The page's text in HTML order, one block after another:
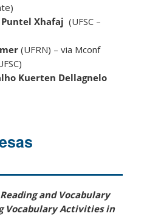
Puntel Xhafaj (UFSC –
(UFRN) – via Mconf
Kuerten Dellagnelo
Reading and Vocabulary
Vocabulary Activities in